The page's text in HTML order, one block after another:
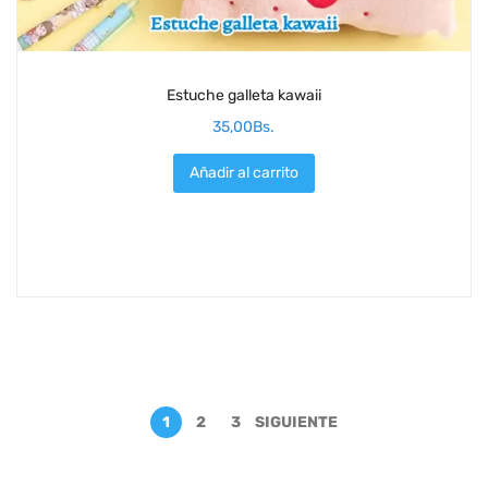
Estuche galleta kawaii
35,00Bs.
Añadir al carrito
1 2 3 SIGUIENTE